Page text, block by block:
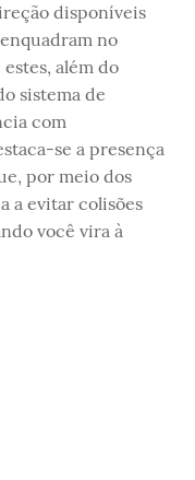
disponíveis
no
além do
sistema de
com
se a presença
por meio dos
a evitar colisões
você vira à